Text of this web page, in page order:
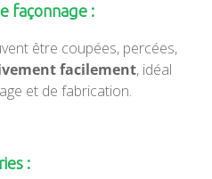
façonnage :
être coupées, percées,
facilement, idéal
et de fabrication.
: